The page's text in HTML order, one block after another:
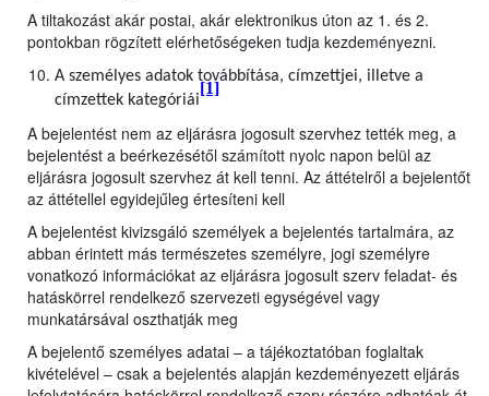
A tiltakozást akár postai, akár elektronikus úton az 1. és 2.
pontokban rögzített elérhetőségeken tudja kezdeményezni.
A személyes adatok továbbítása, címzettjei, illetve a
címzettek kategóriái
[1]
A bejelentést nem az eljárásra jogosult szervhez tették meg, a
bejelentést a beérkezésétől számított nyolc napon belül az
eljárásra jogosult szervhez át kell tenni. Az áttételről a bejelentőt
az áttétellel egyidejűleg értesíteni kell
A bejelentést kivizsgáló személyek a bejelentés tartalmára, az
abban érintett más természetes személyre, jogi személyre
vonatkozó információkat az eljárásra jogosult szerv feladat- és
hatáskörrel rendelkező szervezeti egységével vagy
munkatársával oszthatják meg
A bejelentő személyes adatai – a tájékoztatóban foglaltak
kivételével – csak a bejelentés alapján kezdeményezett eljárás